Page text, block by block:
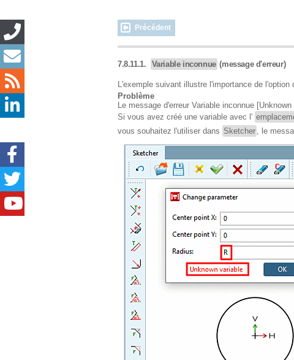
Précédent
7.8.11.1. Variable inconnue (message d'erreur)
L'exemple suivant illustre l'importance de l'option
Problème
Le message d'erreur Variable inconnue [Unknown
Si vous avez créé une variable avec l'
vous souhaitez l'utiliser dans Sketcher , le